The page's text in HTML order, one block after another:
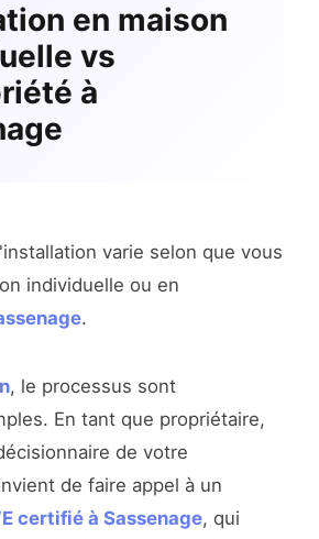
en maison
vs
à
varie selon que vous
individuelle ou en
.
, le processus sont
En tant que propriétaire,
de votre
de faire appel à un
certifié à Sassenage, qui